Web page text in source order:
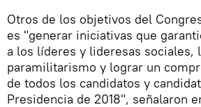
Otros de los objetivos del
es "generar iniciativas que
a los líderes y lideresas sociales,
paramilitarismo y lograr un
de todos los candidatos y
Presidencia de 2018", señalaron